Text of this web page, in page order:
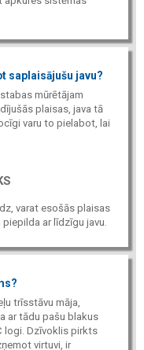
saplaisājušu javu?
mūrētājam
plaisas, java tā
varu to pielabot, lai
varat esošās plaisas
ar līdzīgu javu.
trīsstāvu māja,
ar tādu pašu blakus
logi. Dzīvoklis pirkts
virtuvi, ir